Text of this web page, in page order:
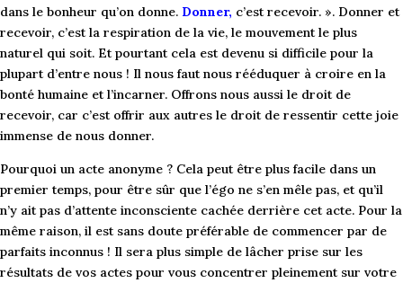
dans le bonheur qu’on donne. Donner, c’est recevoir. ». Donner et
recevoir, c’est la respiration de la vie, le mouvement le plus
naturel qui soit. Et pourtant cela est devenu si difficile pour la
plupart d’entre nous ! Il nous faut nous rééduquer à croire en la
bonté humaine et l’incarner. Offrons nous aussi le droit de
recevoir, car c’est offrir aux autres le droit de ressentir cette joie
immense de nous donner.
Pourquoi un acte anonyme ? Cela peut être plus facile dans un
premier temps, pour être sûr que l’égo ne s’en mêle pas, et qu’il
n’y ait pas d’attente inconsciente cachée derrière cet acte. Pour la
même raison, il est sans doute préférable de commencer par de
parfaits inconnus ! Il sera plus simple de lâcher prise sur les
résultats de vos actes pour vous concentrer pleinement sur votre